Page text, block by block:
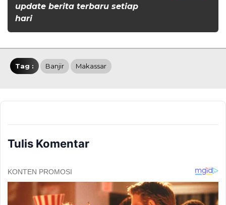
update berita terbaru setiap
hari
Tag : Banjir Makassar
Tulis Komentar